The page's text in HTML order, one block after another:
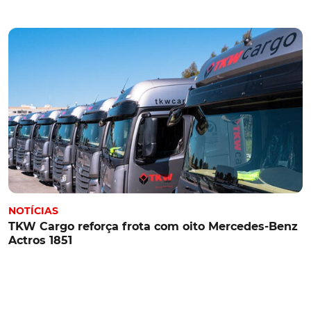
NOTÍCIAS
TKW Cargo reforça frota com oito Mercedes-Benz
Actros 1851